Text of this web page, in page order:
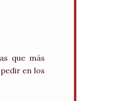
que más
en los